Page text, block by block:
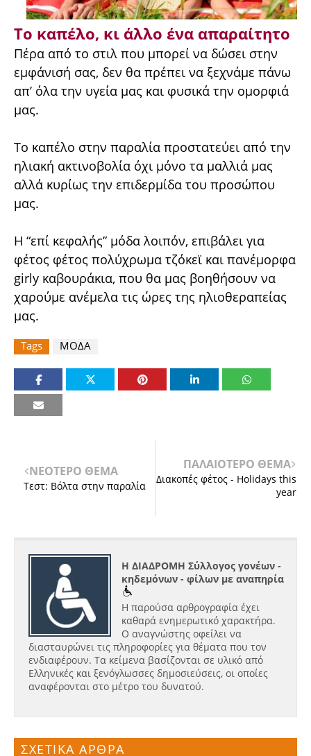
Το καπέλο, κι άλλο ένα απαραίτητο
Πέρα από το στιλ που μπορεί να δώσει στην
εμφάνισή σας, δεν θα πρέπει να ξεχνάμε πάνω
απ’ όλα την υγεία μας και φυσικά την ομορφιά
μας.
Το καπέλο στην παραλία προστατεύει από την
ηλιακή ακτινοβολία όχι μόνο τα μαλλιά μας
αλλά κυρίως την επιδερμίδα του προσώπου
μας.
Η “επί κεφαλής” μόδα λοιπόν, επιβάλει για
φέτος φέτος πολύχρωμα τζόκεϊ και πανέμορφα
girly καβουράκια, που θα μας βοηθήσουν να
χαρούμε ανέμελα τις ώρες της ηλιοθεραπείας
μας.
Tags ΜΟΔΑ
ΝΕΟΤΕΡΟ ΘΕΜΑ
Τεστ: Βόλτα στην παραλία
ΠΑΛΑΙΟΤΕΡΟ ΘΕΜΑ
Διακοπές φέτος - Holidays this
year
Η ΔΙΑΔΡΟΜΗ Σύλλογος γονέων -
κηδεμόνων - φίλων με αναπηρία
Η παρούσα αρθρογραφία έχει
καθαρά ενημερωτικό χαρακτήρα.
Ο αναγνώστης οφείλει να
διασταυρώνει τις πληροφορίες για θέματα που τον
ενδιαφέρουν. Τα κείμενα βασίζονται σε υλικό από
Ελληνικές και ξενόγλωσσες δημοσιεύσεις, οι οποίες
αναφέρονται στο μέτρο του δυνατού.
ΣΧΕΤΙΚΑ ΑΡΘΡΑ